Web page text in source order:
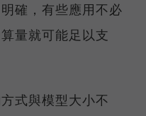
確，有些應用不必
量就可能足以支
式與模型大小不